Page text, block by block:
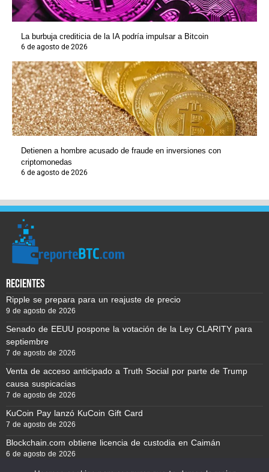
La burbuja crediticia de la IA podría impulsar a Bitcoin
6 de agosto de 2026
Detienen a hombre acusado de fraude en inversiones con
criptomonedas
6 de agosto de 2026
recientes
Ripple se prepara para un reajuste de precio
9 de agosto de 2026
Senado de EEUU pospone la votación de la Ley CLARITY para
septiembre
7 de agosto de 2026
Venta de acceso anticipado a Truth Social por parte de Trump
causa suspicacias
7 de agosto de 2026
KuCoin Pay lanzó KuCoin Gift Card
7 de agosto de 2026
Blockchain.com obtiene licencia de custodia en Caimán
6 de agosto de 2026